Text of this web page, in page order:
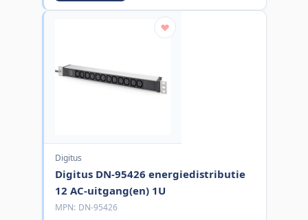
Digitus
Digitus DN-95426 energiedistributie
12 AC-uitgang(en) 1U
MPN: DN-95426